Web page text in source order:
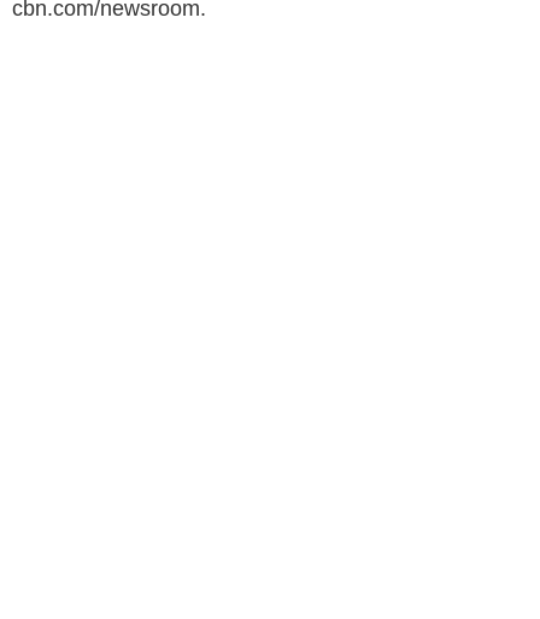
cbn.com/newsroom.